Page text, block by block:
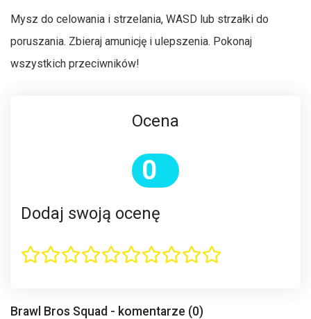
Mysz do celowania i strzelania, WASD lub strzałki do
poruszania. Zbieraj amunicję i ulepszenia. Pokonaj
wszystkich przeciwników!
Ocena
0
Dodaj swoją ocenę
Brawl Bros Squad - komentarze (0)